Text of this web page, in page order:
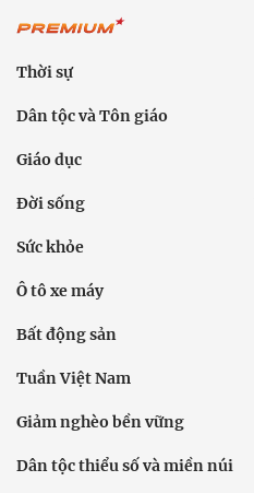
Thời sự
Dân tộc và Tôn giáo
Giáo dục
Đời sống
Sức khỏe
Ô tô xe máy
Bất động sản
Tuần Việt Nam
Giảm nghèo bền vững
Dân tộc thiểu số và miền núi